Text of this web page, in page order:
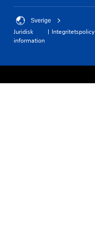
Sverige
Juridisk
information
Integritetspolicy